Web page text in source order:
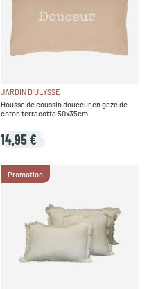
JARDIN D'ULYSSE
Housse de coussin douceur en gaze de
coton terracotta 50x35cm
14,95 €
Promotion